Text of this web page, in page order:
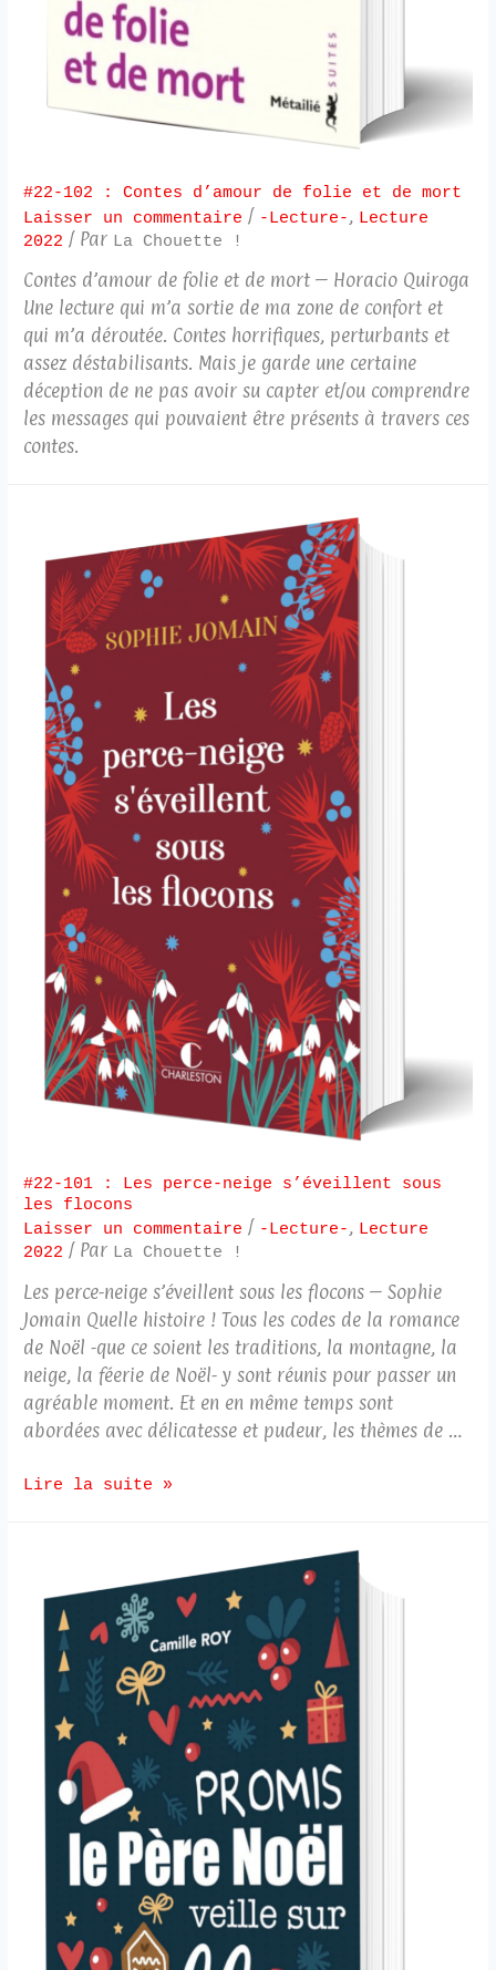
#22-102 : Contes d’amour de folie et de mort
Laisser un commentaire / -Lecture-, Lecture
2022 / Par La Chouette !
Contes d’amour de folie et de mort – Horacio Quiroga
Une lecture qui m’a sortie de ma zone de confort et
qui m’a déroutée. Contes horrifiques, perturbants et
assez déstabilisants. Mais je garde une certaine
déception de ne pas avoir su capter et/ou comprendre
les messages qui pouvaient être présents à travers ces
contes.
#22-101 : Les perce-neige s’éveillent sous
les flocons
Laisser un commentaire / -Lecture-, Lecture
2022 / Par La Chouette !
Les perce-neige s’éveillent sous les flocons – Sophie
Jomain Quelle histoire ! Tous les codes de la romance
de Noël -que ce soient les traditions, la montagne, la
neige, la féerie de Noël- y sont réunis pour passer un
agréable moment. Et en en même temps sont
abordées avec délicatesse et pudeur, les thèmes de …
Lire la suite »